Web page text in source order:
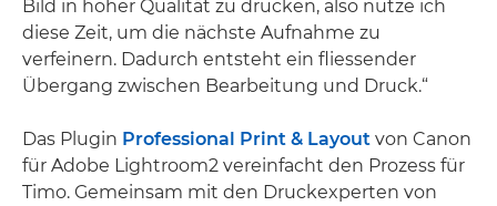
Bild in hoher Qualität zu drucken, also nutze ich
diese Zeit, um die nächste Aufnahme zu
verfeinern. Dadurch entsteht ein fliessender
Übergang zwischen Bearbeitung und Druck.“
Das Plugin Professional Print & Layout von Canon
für Adobe Lightroom2 vereinfacht den Prozess für
Timo. Gemeinsam mit den Druckexperten von